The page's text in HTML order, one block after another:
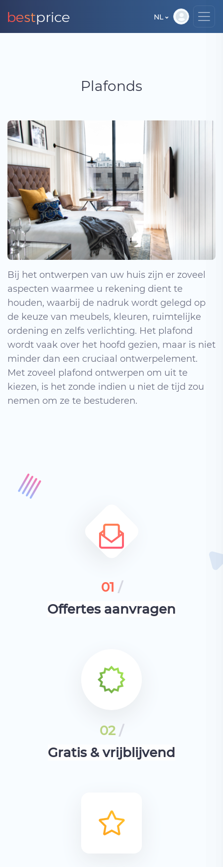
NL
Plafonds
Bij het ontwerpen van uw huis zijn er zoveel
aspecten waarmee u rekening dient te
houden, waarbij de nadruk wordt gelegd op
de keuze van meubels, kleuren, ruimtelijke
ordening en zelfs verlichting. Het plafond
wordt vaak over het hoofd gezien, maar is niet
minder dan een cruciaal ontwerpelement.
Met zoveel plafond ontwerpen om uit te
kiezen, is het zonde indien u niet de tijd zou
nemen om ze te bestuderen.
01 /
Offertes aanvragen
02 /
Gratis & vrijblijvend